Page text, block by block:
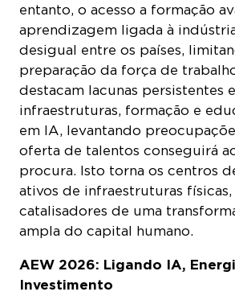
entanto, o acesso a formação
aprendizagem ligada à
desigual entre os países,
preparação da força de
destacam lacunas persistentes
infraestruturas, formação e
em IA, levantando
oferta de talentos conseguirá
procura. Isto torna os centros
ativos de infraestruturas
catalisadores de uma
ampla do capital humano.
AEW 2026: Ligando IA,
Investimento